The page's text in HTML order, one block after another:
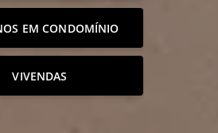
EM CONDOMÍNIO
VIVENDAS